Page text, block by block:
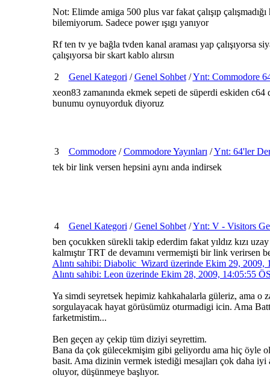
Not: Elimde amiga 500 plus var fakat çalışıp
bilemiyorum. Sadece power ışıgı yanıyor
Rf ten tv ye bağla tvden kanal araması yap çalışıyorsa
çalışıyorsa bir skart kablo alırsın
2 Genel Kategori /Genel Sohbet/Ynt: Commodore
xeon83 zamanında ekmek sepeti de süperdi eskiden c64
bunumu oynuyorduk diyoruz
3 Commodore/Commodore Yayınları /Ynt: 64'ler
tek bir link versen hepsini aynı anda indirsek
4 Genel Kategori /Genel Sohbet/Ynt: V - Visitors
ben çocukken sürekli takip ederdim fakat yıldız kızı
kalmıştır TRT de devamını vermemişti bir link verirsen
Alıntı sahibi: Diabolic_Wizard üzerinde Ekim 29, 2009,
Alıntı sahibi: Leon üzerinde Ekim 28, 2009, 14:05:55
Ya simdi seyretsek hepimiz kahkahalarla güleriz, ama
sorgulayacak hayat görüsümüz oturmadigi icin. Ama
farketmistim...
Ben geçen ay çekip tüm diziyi seyrettim.
Bana da çok gülecekmişim gibi geliyordu ama hiç öyle
basit. Ama dizinin vermek istediği mesajları çok daha
oluyor, düşünmeye başlıyor.